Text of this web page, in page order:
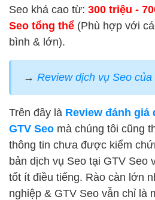
Seo khá cao từ: 300 triệu -
Seo tổng thể (Phù hợp với
bình & lớn).
→ Review dịch vụ Seo
Trên đây là Review đánh giá
GTV Seo mà chúng tôi cũng
thông tin chưa được kiểm
bản dịch vụ Seo tại GTV Seo
tốt ít điều tiếng. Rào càn lớn
nghiệp & GTV Seo vẫn chỉ là